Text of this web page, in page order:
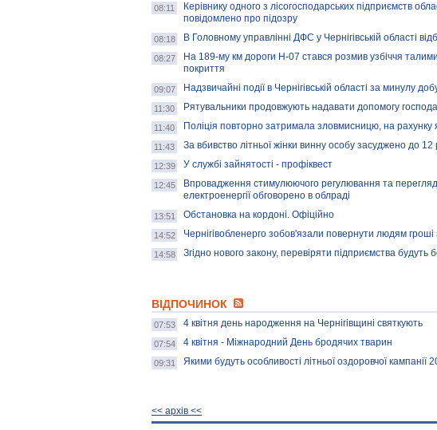
08:11
Керівнику одного з лісогосподарських підприємств
повідомлено про підозру
08:18 В Головному управлінні ДФС у Чернігівській області
08:27
На 189-му км дороги Н-07 стався розмив узбіччя
покриття
09:07 Надзвичайні події в Чернігівській області за минулу
11:30 Рятувальники продовжують надавати допомогу
11:40 Поліція повторно затримала зловмисницю, на рахунку
11:43 За вбивство літньої жінки винну особу засуджено до 12
12:39 У службі зайнятості - профіквест
12:45
Впровадження стимулюючого регулювання та
електроенергії обговорено в облраді
13:51 Обстановка на кордоні. Офіційно
14:52 Чернігівобленерго зобов'язали повернути людям
14:58 Згідно нового закону, перевіряти підприємства
ВІДПОЧИНОК
07:53 4 квітня день народження на Чернігівщині святкують
07:54 4 квітня - Міжнародний День бродячих тварин
09:31 Якими будуть особливості літньої оздоровчої кампанії
<< архiв <<